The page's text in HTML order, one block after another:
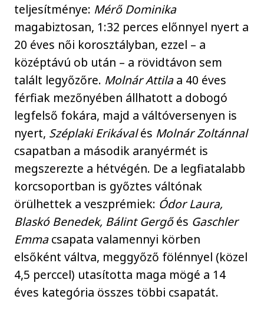
teljesítménye: Mérő Dominika
magabiztosan, 1:32 perces előnnyel nyert a
20 éves női korosztályban, ezzel – a
középtávú ob után – a rövidtávon sem
talált legyőzőre. Molnár Attilaa 40 éves
férfiak mezőnyében állhatott a dobogó
legfelső fokára, majd a váltóversenyen is
nyert, Széplaki Erikávalés Molnár Zoltánnal
csapatban a második aranyérmét is
megszerezte a hétvégén. De a legfiatalabb
korcsoportban is győztes váltónak
örülhettek a veszprémiek: Ódor Laura,
Blaskó Benedek, Bálint Gergőés Gaschler
Emmacsapata valamennyi körben
elsőként váltva, meggyőző fölénnyel (közel
4,5 perccel) utasította maga mögé a 14
éves kategória összes többi csapatát.